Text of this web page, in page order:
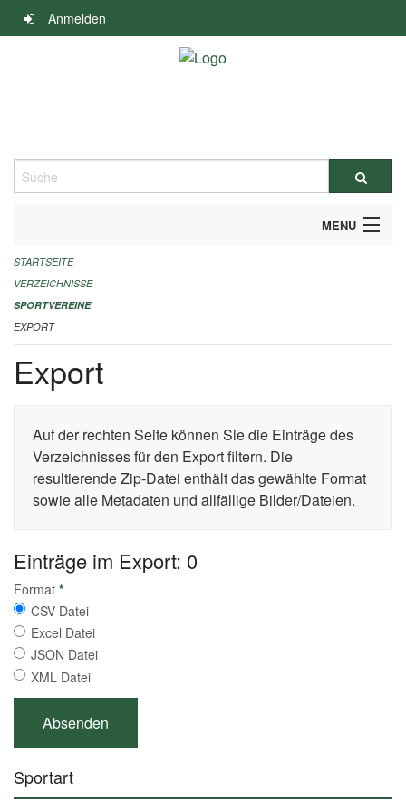
Navigation
überspringen
Anmelden
Suche
MENU
ALLGEMEINE INFORMATIONEN
FINANZIELLE UNTERSTÜTZUNG BENÖTIGT?
KONTAKT
STARTSEITE
VERZEICHNISSE
SPORTVEREINE
EXPORT
Export
Auf der rechten Seite können Sie die Einträge des
Verzeichnisses für den Export filtern. Die
resultierende Zip-Datei enthält das gewählte Format
sowie alle Metadaten und allfällige Bilder/Dateien.
Einträge im Export: 0
Format *
CSV Datei
Excel Datei
JSON Datei
XML Datei
Sportart